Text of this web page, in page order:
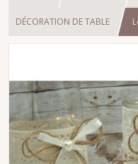
DÉCORATION DE TABLE